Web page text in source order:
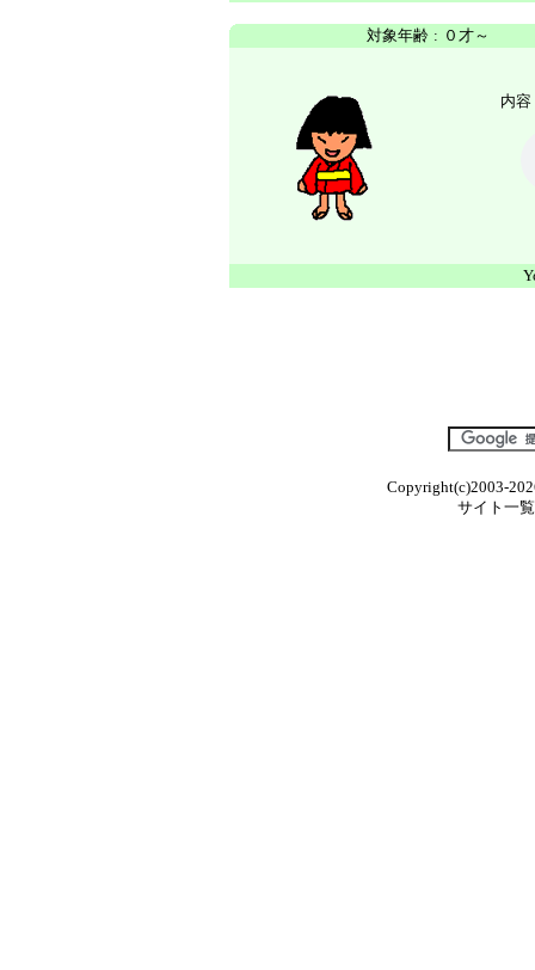
対象年齢 : ０才～
内容
Copyright(c)2003-
サイト一